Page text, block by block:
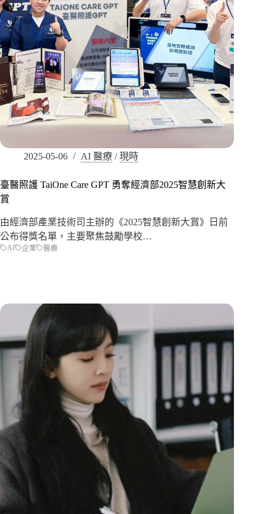
2025-05-06 AI 醫療 /現時
臺醫照護 TaiOne Care GPT 勇奪經濟部2025智慧創新大
賞
由經濟部產業技術司主辦的《2025智慧創新大賞》日前
公布得獎名單，主要聚焦鼓勵學校…
AI 企業 醫療